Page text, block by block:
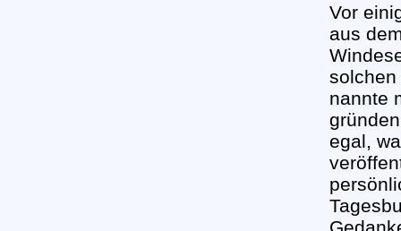
Vor
aus
solchen
nannte
egal,